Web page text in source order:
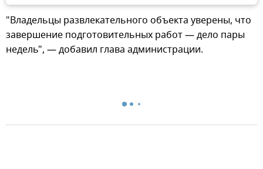
"Владельцы развлекательного объекта уверены, что
завершение подготовительных работ — дело пары
недель", — добавил глава администрации.